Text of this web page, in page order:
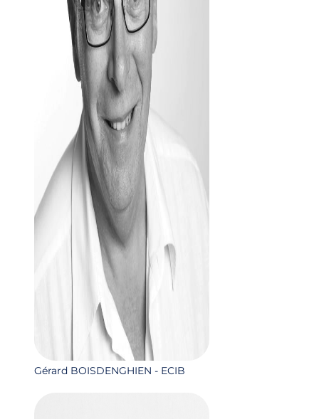
Gérard BOISDENGHIEN - ECIB